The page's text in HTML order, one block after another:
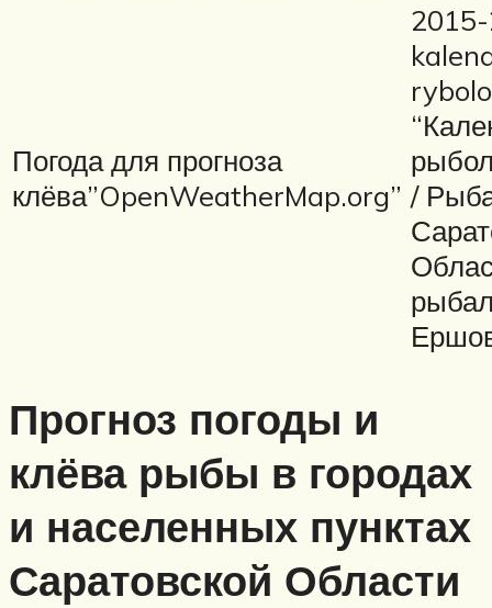
Погода для прогноза
клёва”OpenWeatherMap.org” /
Прогноз погоды и
клёва рыбы в городах
и населенных пунктах
Саратовской Области